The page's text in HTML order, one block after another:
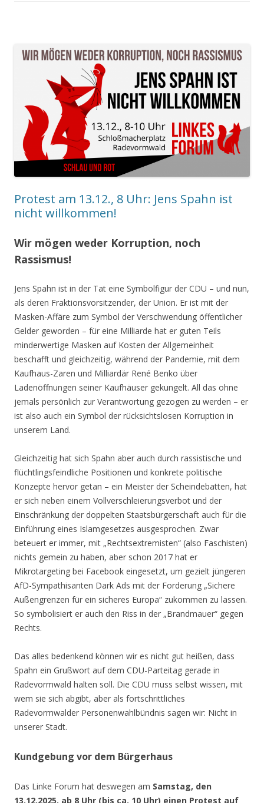
Protest am 13.12., 8 Uhr: Jens Spahn ist
nicht willkommen!
Wir mögen weder Korruption, noch
Rassismus!
Jens Spahn ist in der Tat eine Symbolfigur der CDU – und nun,
als deren Fraktionsvorsitzender, der Union. Er ist mit der
Masken-Affäre zum Symbol der Verschwendung öffentlicher
Gelder geworden – für eine Milliarde hat er guten Teils
minderwertige Masken auf Kosten der Allgemeinheit
beschafft und gleichzeitig, während der Pandemie, mit dem
Kaufhaus-Zaren und Milliardär René Benko über
Ladenöffnungen seiner Kaufhäuser gekungelt. All das ohne
jemals persönlich zur Verantwortung gezogen zu werden – er
ist also auch ein Symbol der rücksichtslosen Korruption in
unserem Land.
Gleichzeitig hat sich Spahn aber auch durch rassistische und
flüchtlingsfeindliche Positionen und konkrete politische
Konzepte hervor getan – ein Meister der Scheindebatten, hat
er sich neben einem Vollverschleierungsverbot und der
Einschränkung der doppelten Staatsbürgerschaft auch für die
Einführung eines Islamgesetzes ausgesprochen. Zwar
beteuert er immer, mit „Rechtsextremisten“ (also Faschisten)
nichts gemein zu haben, aber schon 2017 hat er
Mikrotargeting bei Facebook eingesetzt, um gezielt jüngeren
AfD-Sympathisanten Dark Ads mit der Forderung „Sichere
Außengrenzen für ein sicheres Europa“ zukommen zu lassen.
So symbolisiert er auch den Riss in der „Brandmauer“ gegen
Rechts.
Das alles bedenkend können wir es nicht gut heißen, dass
Spahn ein Grußwort auf dem CDU-Parteitag gerade in
Radevormwald halten soll. Die CDU muss selbst wissen, mit
wem sie sich abgibt, aber als fortschrittliches
Radevormwalder Personenwahlbündnis sagen wir: Nicht in
unserer Stadt.
Kundgebung vor dem Bürgerhaus
Das Linke Forum hat deswegen am Samstag, den
13.12.2025, ab 8 Uhr (bis ca. 10 Uhr) einen Protest auf